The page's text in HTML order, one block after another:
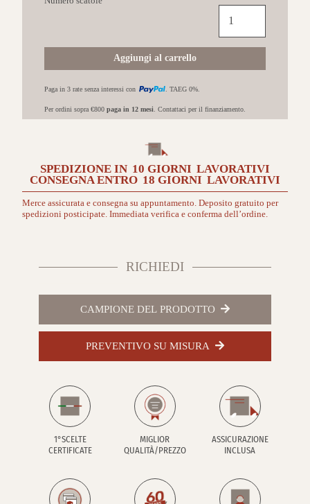
Afromosia
25x149,70
Aggiungi al carrello
Paga in 3 rate senza interessi con . TAEG 0%.
Per ordini sopra €800 paga in 12 mesi . Contattaci per il finanziamento.
SPEDIZIONE IN 10 GIORNI LAVORATIVI
CONSEGNA ENTRO 18 GIORNI LAVORATIVI
Merce assicurata e consegna su appuntamento. Deposito gratuito per
spedizioni posticipate. Immediata verifica e conferma dell’ordine.
RICHIEDI
CAMPIONE DEL PRODOTTO
PREVENTIVO SU MISURA
1°SCELTE
CERTIFICATE
MIGLIOR
QUALITÀ/PREZZO
ASSICURAZIONE
INCLUSA